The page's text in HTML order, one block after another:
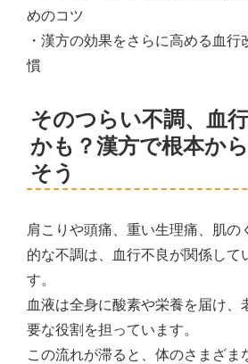
めのコツ
・漢方の効果をさらに高める血
慣
そのつらい不調、血
かも？漢方で根本か
そう
肩こりや頭痛、重い生理痛、肌の
的な不調は、血行不良が関係して
す。
血液は全身に酸素や栄養を届け、
要な役割を担っています。
この流れが滞ると、体のさまざま